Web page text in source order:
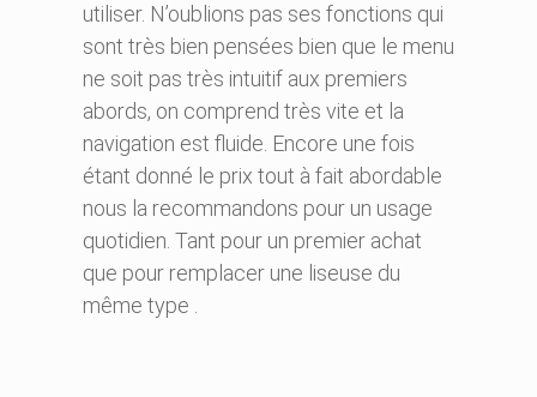
utiliser. N’oublions pas ses fonctions qui
sont très bien pensées bien que le menu
ne soit pas très intuitif aux premiers
abords, on comprend très vite et la
navigation est fluide. Encore une fois
étant donné le prix tout à fait abordable
nous la recommandons pour un usage
quotidien. Tant pour un premier achat
que pour remplacer une liseuse du
même type .